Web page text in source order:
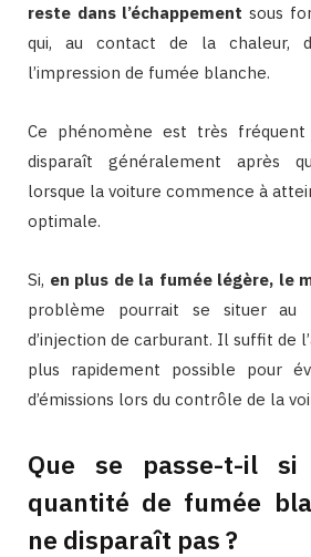
reste dans l’échappement sous
qui, au contact de la chaleur,
l’impression de fumée blanche.
Ce phénomène est très
disparaît généralement après
lorsque la voiture commence à
optimale.
Si, en plus de la fumée légère, le
problème pourrait se situer au
d’injection de carburant. Il suffit de
plus rapidement possible pour
d’émissions lors du contrôle de la
Que se passe-t-il si
quantité de fumée
ne disparaît pas ?